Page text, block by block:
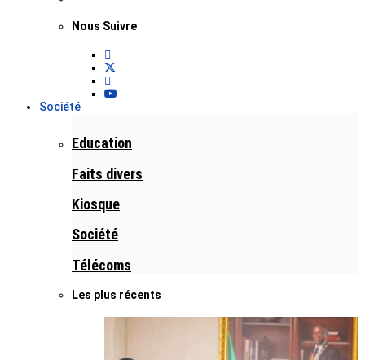
Nous Suivre
Société
Education
Faits divers
Kiosque
Société
Télécoms
Les plus récents